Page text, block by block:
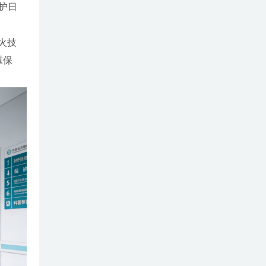
日
技
保